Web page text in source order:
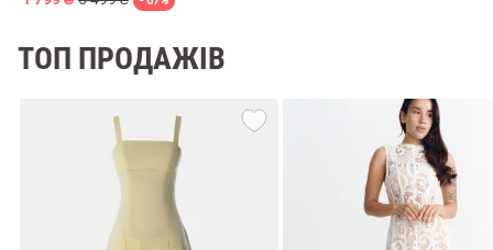
ТОП ПРОДАЖІВ